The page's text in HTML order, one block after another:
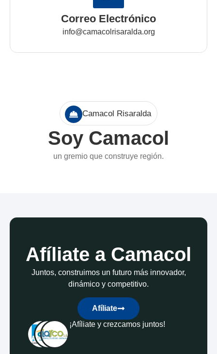
Correo Electrónico
info@camacolrisaralda.org
Camacol Risaralda
Soy Camacol
un gremio que construye región.
Afíliate a Camacol
Juntos, construimos un futuro más innovador,
dinámico y competitivo.
Afíliate
¡Afíliate y crezcamos juntos!